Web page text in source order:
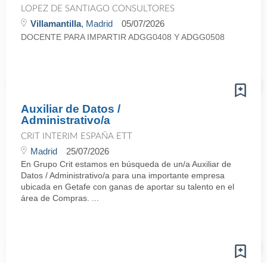
LOPEZ DE SANTIAGO CONSULTORES
Villamantilla, Madrid 05/07/2026
DOCENTE PARA IMPARTIR ADGG0408 Y ADGG0508
Auxiliar de Datos /
Administrativo/a
CRIT INTERIM ESPAÑA ETT
Madrid 25/07/2026
En Grupo Crit estamos en búsqueda de un/a Auxiliar de
Datos / Administrativo/a para una importante empresa
ubicada en Getafe con ganas de aportar su talento en el
área de Compras. ...